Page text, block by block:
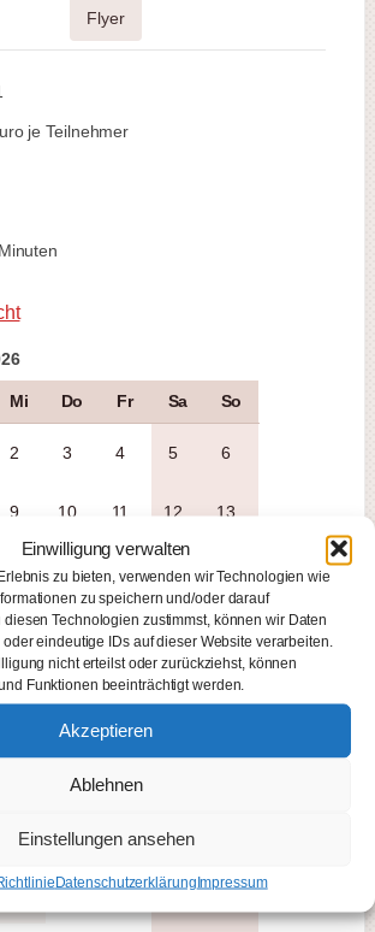
Einwilligung verwalten
zu bieten, verwenden wir Technologien wie
zu speichern und/oder darauf
Technologien zustimmst, können wir Daten
eindeutige IDs auf dieser Website verarbeiten.
nicht erteilst oder zurückziehst, können
Funktionen beeinträchtigt werden.
Akzeptieren
Ablehnen
Einstellungen ansehen
DatenschutzerklärungImpressum
Flyer
je Teilnehmer
Mi Do Fr Sa So
2 3 4 5 6
9 10 11 12 13
16 17 18 19 20
23 24 25 26 27
30
Mi Do Fr Sa
1 2 3 4